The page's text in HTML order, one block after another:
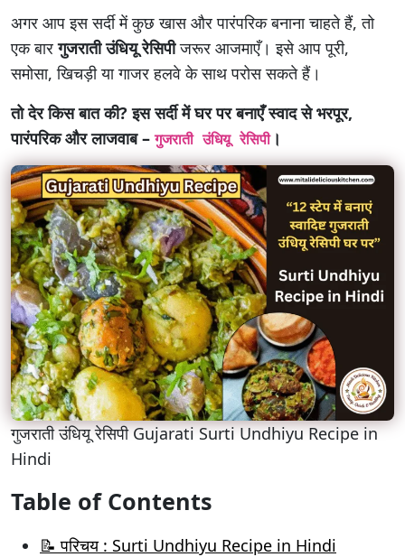
अगर आप इस सर्दी में कुछ खास और पारंपरिक बनाना चाहते हैं, तो
एक बारगुजराती उंधियू रेसिपीजरूर आजमाएँ। इसे आप पूरी,
समोसा, खिचड़ी या गाजर हलवे के साथ परोस सकते हैं।
तो देर किस बात की? इस सर्दी में घर पर बनाएँ स्वाद से भरपूर,
पारंपरिक और लाजवाब –गुजराती उंधियू रेसिपी।
गुजराती उंधियू रेसिपी Gujarati Surti Undhiyu Recipe in
Hindi
Table of Contents
📝 परिचय : Surti Undhiyu Recipe in Hindi